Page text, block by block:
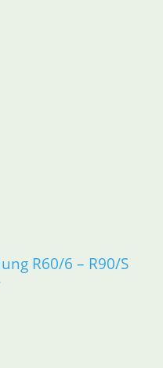
R60/6 – R90/S
– R90/S